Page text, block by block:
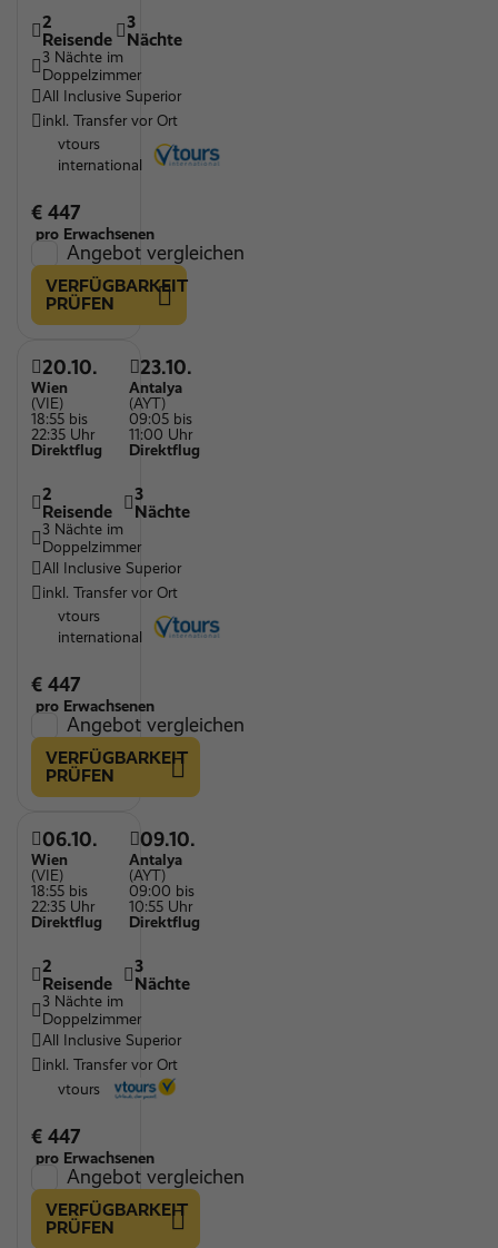
2
Reisende
3
Nächte
3 Nächte im
Doppelzimmer
All Inclusive Superior
inkl. Transfer vor Ort
vtours
international
€ 447
pro Erwachsenen
Angebot vergleichen
VERFÜGBARKEIT
PRÜFEN
20.10.
Wien
(VIE)
18:55 bis
22:35 Uhr
Direktflug
23.10.
Antalya
(AYT)
09:05 bis
11:00 Uhr
Direktflug
2
Reisende
3
Nächte
3 Nächte im
Doppelzimmer
All Inclusive Superior
inkl. Transfer vor Ort
vtours
international
€ 447
pro Erwachsenen
Angebot vergleichen
VERFÜGBARKEIT
PRÜFEN
06.10.
Wien
(VIE)
18:55 bis
22:35 Uhr
Direktflug
09.10.
Antalya
(AYT)
09:00 bis
10:55 Uhr
Direktflug
2
Reisende
3
Nächte
3 Nächte im
Doppelzimmer
All Inclusive Superior
inkl. Transfer vor Ort
vtours
€ 447
pro Erwachsenen
Angebot vergleichen
VERFÜGBARKEIT
PRÜFEN